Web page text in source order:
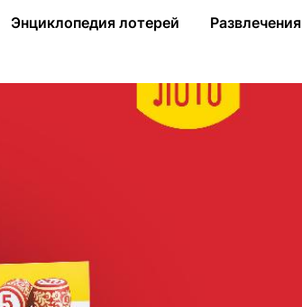
Энциклопедия лотерей Развлечения